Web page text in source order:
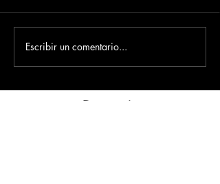
Escribir un comentario...
Dirección